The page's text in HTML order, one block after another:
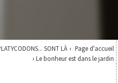
SONT LÀ
Page d'accueil
Le bonheur est dans le jardin